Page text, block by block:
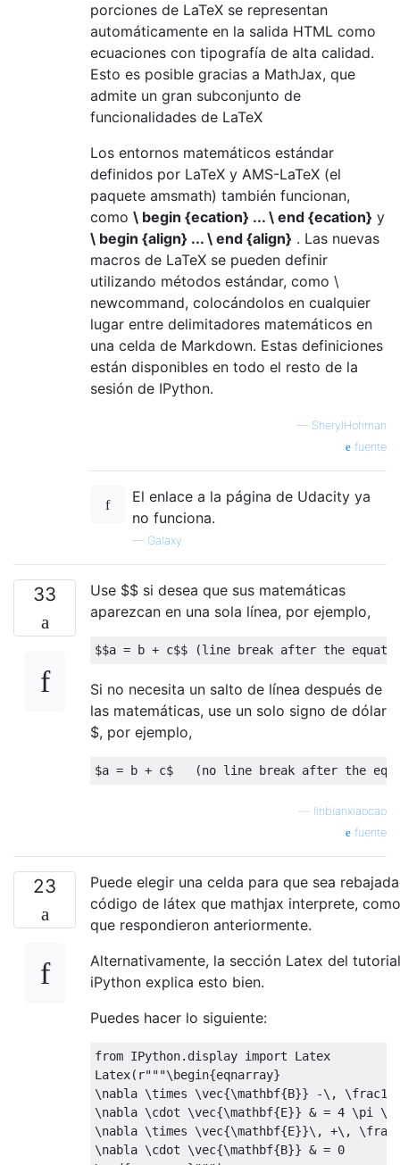
porciones de LaTeX se representan
automáticamente en la salida HTML como
ecuaciones con tipografía de alta calidad.
Esto es posible gracias a MathJax, que
admite un gran subconjunto de
funcionalidades de LaTeX
Los entornos matemáticos estándar
definidos por LaTeX y AMS-LaTeX (el
paquete amsmath) también funcionan,
como \ begin {ecation} ... \ end {ecation} y
\ begin {align} ... \ end {align} . Las nuevas
macros de LaTeX se pueden definir
utilizando métodos estándar, como \
newcommand, colocándolos en cualquier
lugar entre delimitadores matemáticos en
una celda de Markdown. Estas definiciones
están disponibles en todo el resto de la
sesión de IPython.
— SherylHohman
fuente
El enlace a la página de Udacity ya
no funciona.
— Galaxy
33
Use $$ si desea que sus matemáticas
aparezcan en una sola línea, por ejemplo,
$$a = b + c$$ (line break after the
Si no necesita un salto de línea después de
las matemáticas, use un solo signo de dólar
$, por ejemplo,
$a = b + c$ (no line break after the
linbianxiaocao
fuente
23
Puede elegir una celda para que sea
código de látex que mathjax interprete,
que respondieron anteriormente.
Alternativamente, la sección Latex del
iPython explica esto bien.
Puedes hacer lo siguiente:
from IPython.display import Latex
Latex( r"""\begin{eqnarray}
\nabla \times \vec{\mathbf{B}} -\, \frac1c
\nabla \cdot \vec{\mathbf{E}} & = 4 \pi
\nabla \times \vec{\mathbf{E}}\, +\, \frac
\nabla \cdot \vec{\mathbf{B}} & =